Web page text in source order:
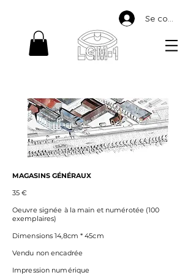
Se connecter
MAGASINS GÉNÉRAUX
35 €
Oeuvre signée à la main et numérotée (100
exemplaires)
Dimensions 14,8cm * 45cm
Vendu non encadrée
Impression numérique